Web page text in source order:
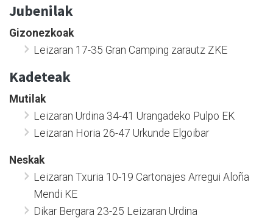
Jubenilak
Gizonezkoak
Leizaran 17-35 Gran Camping zarautz ZKE
Kadeteak
Mutilak
Leizaran Urdina 34-41 Urangadeko Pulpo EK
Leizaran Horia 26-47 Urkunde Elgoibar
Neskak
Leizaran Txuria 10-19 Cartonajes Arregui Aloña
Mendi KE
Dikar Bergara 23-25 Leizaran Urdina